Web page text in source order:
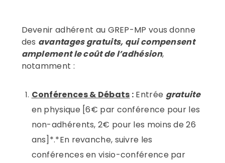
€ 200.00
Devenir adhérent au GREP-MP vous donne
des avantages gratuits, qui compensent
amplement le coût de l’adhésion,
notamment :
Conférences & Débats : Entrée gratuite
en physique [6€ par conférence pour les
non-adhérents, 2€ pour les moins de 26
ans]*.*En revanche, suivre les
conférences en visio-conférence par